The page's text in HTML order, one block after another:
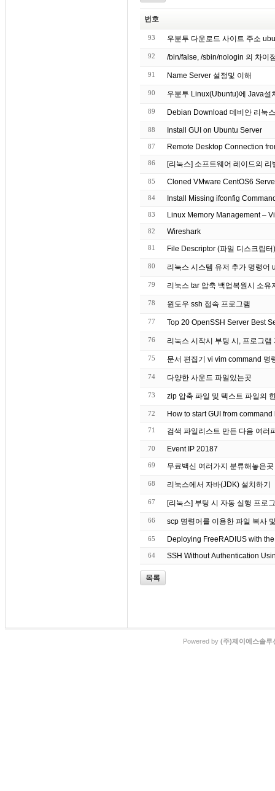
번호
93 우분투 다운로드 사이트 주소
92 /bin/false, /sbin/nologin 의 차이
91 Name Server 설정및 이해
90 우분투 Linux(Ubuntu)에 Java설
89 Debian Download 데비안 리눅
88 Install GUI on Ubuntu Server
87 Remote Desktop Connection
86 [리눅스] 소프트웨어 레이드의
85
84 Install Missing ifconfig
83 Linux Memory Management –
82 Wireshark
81 File Descriptor (파일 디스크립
80 리눅스 시스템 유저 추가 명령어
79 리눅스 tar 압축 백업복원시 소유
78 윈도우 ssh 접속 프로그램
77 Top 20 OpenSSH Server Best
76 리눅스 시작시 부팅 시, 프로그램
75 문서 편집기 vi vim command 명
74 다양한 사운드 파일있는곳
73 zip 압축 파일 및 텍스트 파일의
72 How to start GUI from command
71 검색 파일리스트 만든 다음 여러
70 Event IP 20187
69 무료백신 여러가지 분류해놓은곳
68 리눅스에서 자바(JDK) 설치하기
67 [리눅스] 부팅 시 자동 실행 프로
66 scp 명령어를 이용한 파일 복사
65 Deploying FreeRADIUS with
64 SSH Without Authentication
목록
Powered by (주)제이에스솔루